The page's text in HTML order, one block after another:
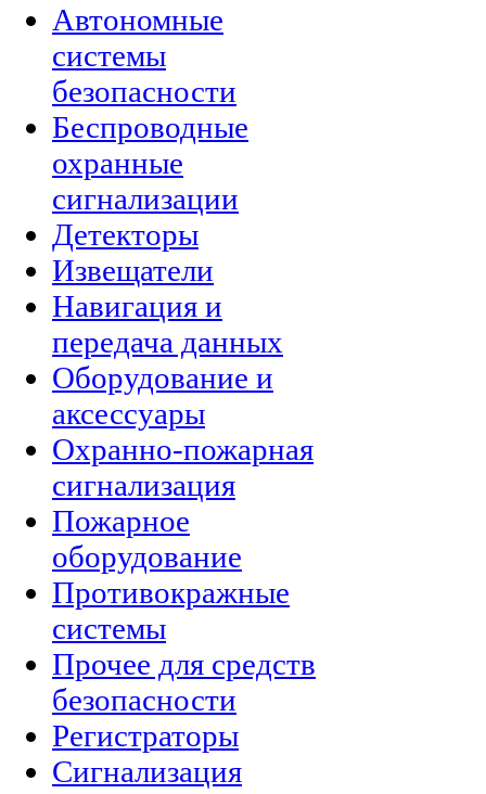
Автономные
системы
безопасности
Беспроводные
охранные
сигнализации
Детекторы
Извещатели
Навигация и
передача данных
Оборудование и
аксессуары
Охранно-пожарная
сигнализация
Пожарное
оборудование
Противокражные
системы
Прочее для средств
безопасности
Регистраторы
Сигнализация